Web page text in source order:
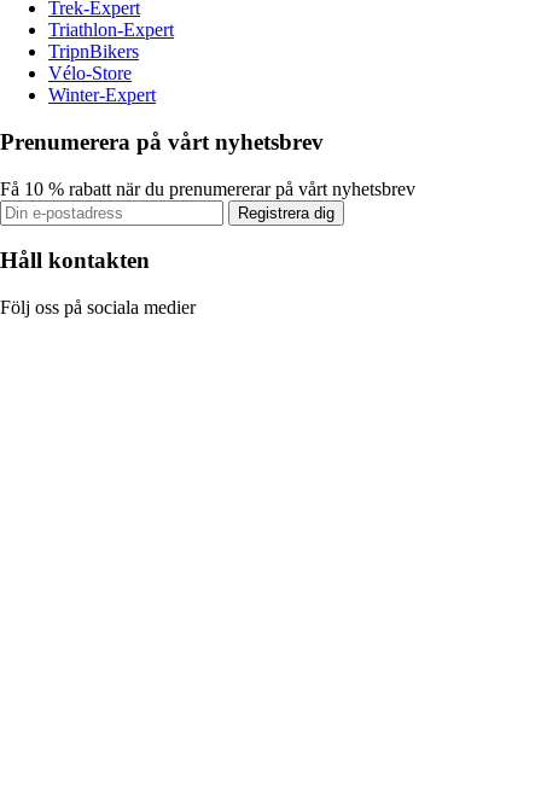
Trek-Expert
Triathlon-Expert
TripnBikers
Vélo-Store
Winter-Expert
Prenumerera på vårt nyhetsbrev
Få 10 % rabatt när du prenumererar på vårt nyhetsbrev
Registrera dig
Håll kontakten
Följ oss på sociala medier